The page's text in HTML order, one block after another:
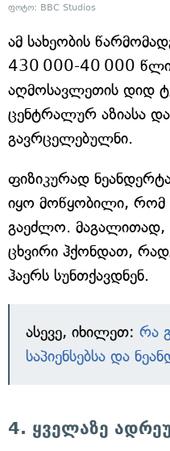
ფოტო: BBC Studios
ამ სახეობის
430 000-40 000
აღმოსავლეთის დიდ
ცენტრალურ აზიასა და
გავრცელებულნი.
ფიზიკურად
იყო მოწყობილი, რომ
გაეძლო.
ცხვირი ჰქონდათ,
ჰაერს სუნთქავდნენ.
ასევე, იხილეთ: რა
საპიენსებსა და
4. ყველაზე